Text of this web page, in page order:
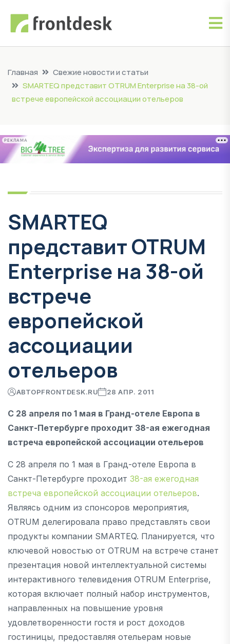
Главная
Свежие новости и статьи
SMARTEQ представит OTRUM Enterprise на 38-ой
встрече европейской ассоциации отельеров
РЕКЛАМА
SMARTEQ
представит OTRUM
Enterprise на 38-ой
встрече
европейской
ассоциации
отельеров
АВТОРFRONTDESK.RU 28 АПР. 2011
С 28 апреля по 1 мая в Гранд-отеле Европа в
Санкт-Петербурге проходит 38-ая ежегодная
встреча европейской ассоциации отельеров
С 28 апреля по 1 мая в Гранд-отеле Европа в
Санкт-Петербурге проходит 38-ая ежегодная
встреча европейской ассоциации отельеров.
Являясь одним из спонсоров мероприятия,
OTRUM делегировала право представлять свои
продукты компании SMARTEQ. Планируется, что
ключевой новостью от OTRUM на встрече станет
презентация новой интеллектуальной системы
интерактивного телевидения OTRUM Enterprise,
которая включает полный набор инструментов,
направленных на повышение уровня
удовлетворенности гостя и рост доходов
гостиницы, предоставляя отельерам новые